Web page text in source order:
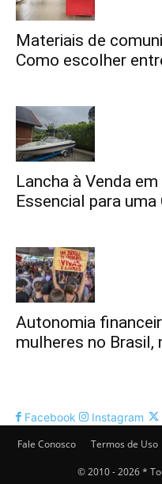
Materiais de
Como escolher
Lancha à Venda
Essencial para uma
Autonomia
mulheres no Brasil,
Facebook Instagram
Fale Conosco
Termos de Uso
© 2010 - 2026 *